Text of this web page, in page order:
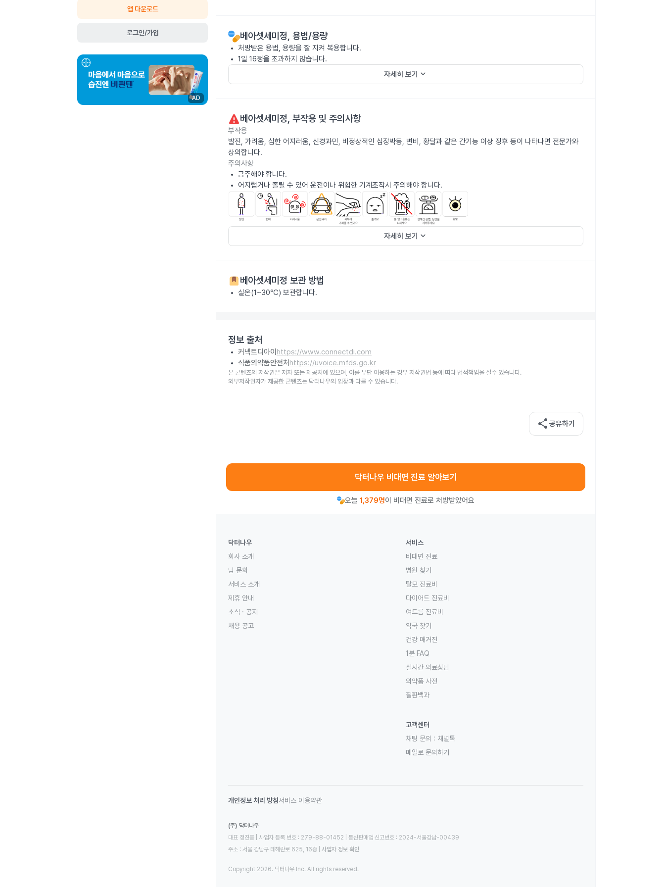
앱 다운로드
로그인/가입
AD
베아셋세미정, 용법/용량
처방받은 용법, 용량을 잘 지켜 복용합니다.
1일 16정을 초과하지 않습니다.
자세히 보기 keyboard_arrow_down
베아셋세미정, 부작용 및 주의사항
부작용
발진, 가려움, 심한 어지러움, 신경과민, 비정상적인 심장박동, 변비, 황달과 같은 간기능 이상 징후 등이 나타나면 전문가와
상의합니다.
주의사항
금주해야 합니다.
어지럽거나 졸릴 수 있어 운전이나 위험한 기계조작시 주의해야 합니다.
자세히 보기 keyboard_arrow_down
베아셋세미정 보관 방법
실온(1~30℃) 보관합니다.
정보 출처
커넥트디아이 https://www.connectdi.com
식품의약품안전처 https://uvoice.mfds.go.kr
본 콘텐츠의 저작권은 저자 또는 제공처에 있으며, 이를 무단 이용하는 경우 저작권법 등에 따라 법적책임을 질수 있습니다.
외부저작권자가 제공한 콘텐츠는 닥터나우의 입장과 다를 수 있습니다.
share 공유하기
닥터나우 비대면 진료 알아보기
오늘 1,379명이 비대면 진료로 처방받았어요
닥터나우
회사 소개
팀 문화
서비스 소개
제휴 안내
소식 · 공지
채용 공고
서비스
비대면 진료
병원 찾기
탈모 진료비
다이어트 진료비
여드름 진료비
약국 찾기
건강 매거진
1분 FAQ
실시간 의료상담
의약품 사전
질환백과
고객센터
채팅 문의 : 채널톡
메일로 문의하기
개인정보 처리 방침서비스 이용약관
(주) 닥터나우
대표 정진웅 | 사업자 등록 번호 : 279-88-01452 | 통신판매업 신고번호 : 2024-서울강남-00439
주소 : 서울 강남구 테헤란로 625, 16층
사업자 정보 확인
Copyright 2026. 닥터나우 Inc. All rights reserved.